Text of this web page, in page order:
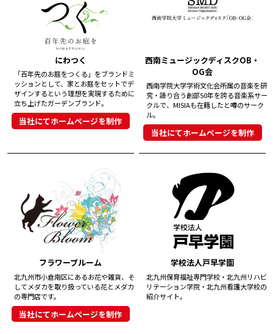
にわつく
「百年先のお庭をつくる」をブランドミ
ッションとして、家とお庭をセットでデ
ザインするという理想を実現するために
立ち上げたガーデンブランド。
当社にてホームページを制作
西南ミュージックディスクOB・
OG会
西南学院大学学術文化会所属の音楽を研
究・語り合う創部50年を誇る音楽系サー
クルで、MISIAも在籍したと噂のサーク
ル。
当社にてホームページを制作
フラワーブルーム
北九州市小倉南区にあるお花や雑貨、そ
してメダカを取り扱っている花とメダカ
の専門店です。
当社にてホームページを制作
学校法人戸早学園
北九州保育福祉専門学校・北九州リハビ
リテーション学院・北九州看護大学校の
紹介サイト。